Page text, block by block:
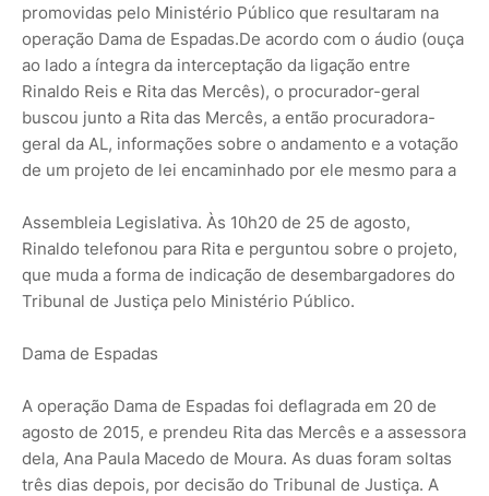
promovidas pelo Ministério Público que resultaram na
operação Dama de Espadas.De acordo com o áudio (ouça
ao lado a íntegra da interceptação da ligação entre
Rinaldo Reis e Rita das Mercês), o procurador-geral
buscou junto a Rita das Mercês, a então procuradora-
geral da AL, informações sobre o andamento e a votação
de um projeto de lei encaminhado por ele mesmo para a
Assembleia Legislativa. Às 10h20 de 25 de agosto,
Rinaldo telefonou para Rita e perguntou sobre o projeto,
que muda a forma de indicação de desembargadores do
Tribunal de Justiça pelo Ministério Público.
Dama de Espadas
A operação Dama de Espadas foi deflagrada em 20 de
agosto de 2015, e prendeu Rita das Mercês e a assessora
dela, Ana Paula Macedo de Moura. As duas foram soltas
três dias depois, por decisão do Tribunal de Justiça. A